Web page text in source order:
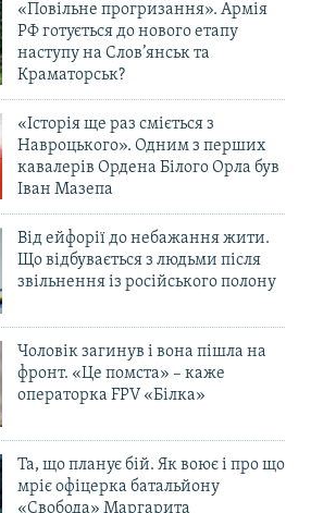
«Повільне прогризання». Армія
РФ готується до нового етапу
наступу на Слов’янськ та
Краматорськ?
«Історія ще раз сміється з
Навроцького». Одним з перших
кавалерів Ордена Білого Орла був
Іван Мазепа
Від ейфорії до небажання жити.
Що відбувається з людьми після
звільнення із російського полону
Чоловік загинув і вона пішла на
фронт. «Це помста» – каже
операторка FPV «Білка»
Та, що планує бій. Як воює і про що
мріє офіцерка батальйону
«Свобода» Маргарита